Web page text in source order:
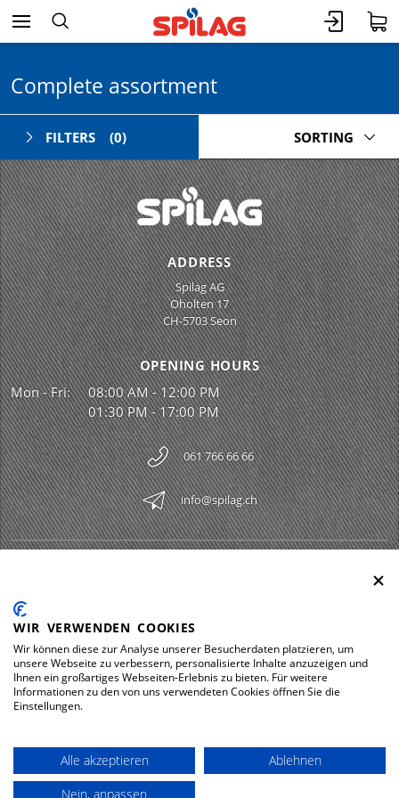
Complete assortment
FILTERS (0) SORTING
ADDRESS
Spilag AG
Oholten 17
CH-5703 Seon
OPENING HOURS
Mon - Fri:
08:00 AM - 12:00 PM
01:30 PM - 17:00 PM
061 766 66 66
info@spilag.ch
LEGAL
DOWNLOADS
© 2026 Spilag AG
WIR VERWENDEN COOKIES
Wir können diese zur Analyse unserer Besucherdaten platzieren, um
unsere Webseite zu verbessern, personalisierte Inhalte anzuzeigen und
Ihnen ein großartiges Webseiten-Erlebnis zu bieten. Für weitere
Informationen zu den von uns verwendeten Cookies öffnen Sie die
Einstellungen.
Alle akzeptieren
Ablehnen
Nein, anpassen